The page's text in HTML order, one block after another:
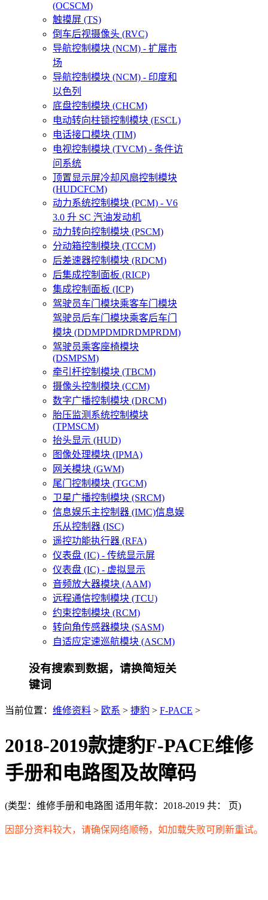
(OCSCM)
触摸屏 (TS)
倒车后视摄像头 (RVC)
导航控制模块 (NCM) - 扩展市
场
导航控制模块 (NCM) - 印度和
以色列
底盘控制模块 (CHCM)
电动转向柱锁控制模块 (ESCL)
电话接口模块 (TIM)
电视控制模块 (TVCM) - 条件访
问系统
顶置显示屏冷却风扇控制模块
(HUDCFCM)
动力系统控制模块 (PCM) - V6
3.0 升 SC 汽油发动机
动力转向控制模块 (PSCM)
分动箱控制模块 (TCCM)
后差速器控制模块 (RDCM)
后集成控制面板 (RICP)
集成控制面板 (ICP)
驾驶员车门模块乘客车门模块
驾驶员后车门模块乘客后车门
模块 (DDMPDMDRDMPRDM)
驾驶员乘客座椅模块
(DSMPSM)
牵引杆控制模块 (TBCM)
摄像头控制模块 (CCM)
数字广播控制模块 (DRCM)
胎压监测系统控制模块
(TPMSCM)
抬头显示 (HUD)
图像处理模块 (IPMA)
网关模块 (GWM)
尾门控制模块 (TGCM)
卫星广播控制模块 (SRCM)
信息娱乐主控制器 (IMC)信息娱
乐从控制器 (ISC)
遥控功能执行器 (RFA)
仪表盘 (IC) - 传统显示屏
仪表盘 (IC) - 虚拟显示
音频放大器模块 (AAM)
远程通信控制模块 (TCU)
约束控制模块 (RCM)
转向角传感器模块 (SASM)
自适应定速巡航模块 (ASCM)
没有搜索到数据，请换简短关
键词
当前位置： 维修资料 > 欧系 > 捷豹 > F-PACE >
2018-2019款捷豹F-PACE维修
手册和电路图及故障码
(类型：维修手册和电路图 适用年款：2018-2019 共： 页)
因部分资料较大，请确保网络顺畅，如加载失败可刷新重试。